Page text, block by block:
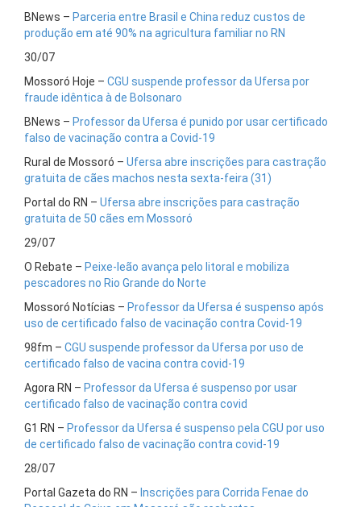
BNews – Parceria entre Brasil e China reduz custos de
produção em até 90% na agricultura familiar no RN
30/07
Mossoró Hoje – CGU suspende professor da Ufersa por
fraude idêntica à de Bolsonaro
BNews – Professor da Ufersa é punido por usar certificado
falso de vacinação contra a Covid-19
Rural de Mossoró – Ufersa abre inscrições para castração
gratuita de cães machos nesta sexta-feira (31)
Portal do RN – Ufersa abre inscrições para castração
gratuita de 50 cães em Mossoró
29/07
O Rebate – Peixe-leão avança pelo litoral e mobiliza
pescadores no Rio Grande do Norte
Mossoró Notícias – Professor da Ufersa é suspenso após
uso de certificado falso de vacinação contra Covid-19
98fm – CGU suspende professor da Ufersa por uso de
certificado falso de vacina contra covid-19
Agora RN – Professor da Ufersa é suspenso por usar
certificado falso de vacinação contra covid
G1 RN – Professor da Ufersa é suspenso pela CGU por uso
de certificado falso de vacinação contra covid-19
28/07
Portal Gazeta do RN – Inscrições para Corrida Fenae do